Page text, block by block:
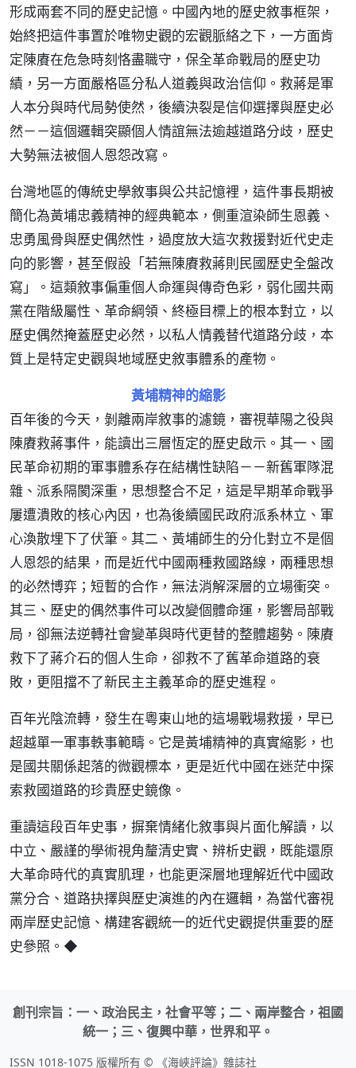
形成兩套不同的歷史記憶。中國內地的歷史敘事框架，
始終把這件事置於唯物史觀的宏觀脈絡之下，一方面肯
定陳賡在危急時刻恪盡職守，保全革命戰局的歷史功
績，另一方面嚴格區分私人道義與政治信仰。救蔣是軍
人本分與時代局勢使然，後續決裂是信仰選擇與歷史必
然－－這個邏輯突顯個人情誼無法逾越道路分歧，歷史
大勢無法被個人恩怨改寫。
台灣地區的傳統史學敘事與公共記憶裡，這件事長期被
簡化為黃埔忠義精神的經典範本，側重渲染師生恩義、
忠勇風骨與歷史偶然性，過度放大這次救援對近代史走
向的影響，甚至假設「若無陳賡救蔣則民國歷史全盤改
寫」。這類敘事偏重個人命運與傳奇色彩，弱化國共兩
黨在階級屬性、革命綱領、終極目標上的根本對立，以
歷史偶然掩蓋歷史必然，以私人情義替代道路分歧，本
質上是特定史觀與地域歷史敘事體系的產物。
黃埔精神的縮影
百年後的今天，剝離兩岸敘事的濾鏡，審視華陽之役與
陳賡救蔣事件，能讀出三層恆定的歷史啟示。其一、國
民革命初期的軍事體系存在結構性缺陷－－新舊軍隊混
雜、派系隔閡深重，思想整合不足，這是早期革命戰爭
屢遭潰敗的核心內因，也為後續國民政府派系林立、軍
心渙散埋下了伏筆。其二、黃埔師生的分化對立不是個
人恩怨的結果，而是近代中國兩種救國路線，兩種思想
的必然博弈；短暫的合作，無法消解深層的立場衝突。
其三、歷史的偶然事件可以改變個體命運，影響局部戰
局，卻無法逆轉社會變革與時代更替的整體趨勢。陳賡
救下了蔣介石的個人生命，卻救不了舊革命道路的衰
敗，更阻擋不了新民主主義革命的歷史進程。
百年光陰流轉，發生在粵東山地的這場戰場救援，早已
超越單一軍事軼事範疇。它是黃埔精神的真實縮影，也
是國共關係起落的微觀標本，更是近代中國在迷茫中探
索救國道路的珍貴歷史鏡像。
重讀這段百年史事，摒棄情緒化敘事與片面化解讀，以
中立、嚴謹的學術視角釐清史實、辨析史觀，既能還原
大革命時代的真實肌理，也能更深層地理解近代中國政
黨分合、道路抉擇與歷史演進的內在邏輯，為當代審視
兩岸歷史記憶、構建客觀統一的近代史觀提供重要的歷
史參照。◆
創刊宗旨：一、政治民主，社會平等；二、兩岸整合，祖國
統一；三、復興中華，世界和平。
ISSN 1018-1075 版權所有 © 《海峽評論》雜誌社